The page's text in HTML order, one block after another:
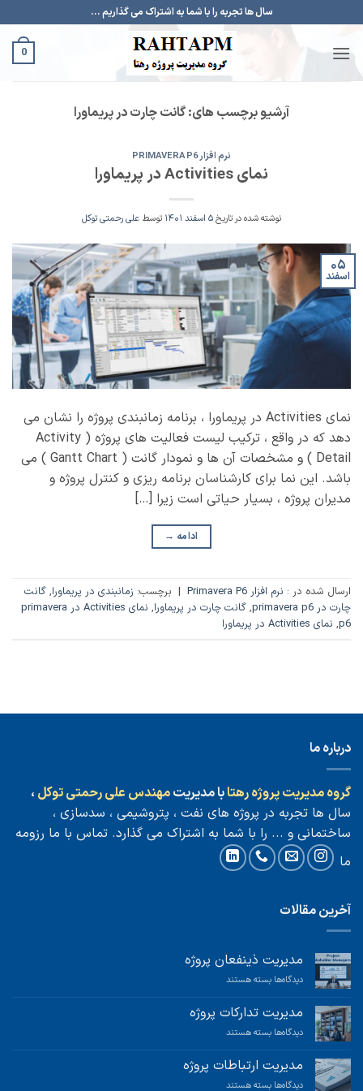
to
content
سال ها تجربه را با شما به اشتراک می گذاریم ...
0
آرشیو برچسب های:گانت چارت در پریماورا
نرم افزار PRIMAVERA P6
نمای Activities در پریماورا
نوشته شده در تاریخ۵ اسفند ۱۴۰۱ توسط علی رحمتی توکل
۰۵
اسفند
نمای Activities در پریماورا ، برنامه زمانبندی پروژه را نشان می
دهد که در واقع ، ترکیب لیست فعالیت های پروژه ( Activity
Detail ) و مشخصات آن ها و نمودار گانت ( Gantt Chart ) می
باشد. این نما برای کارشناسان برنامه ریزی و کنترل پروژه و
مدیران پروژه ، بسیار حیاتی است زیرا […]
ادامه →
ارسال شده در : نرم افزار Primavera P6 | برچسب: زمانبندی در پریماورا, گانت
چارت در primavera p6
, گانت چارت در پریماورا,
نمای Activities در primavera
p6
, نمای Activities در پریماورا
درباره ما
گروه مدیریت پروژه رهتابا مدیریتمهندس علی رحمتی توکل ،
سال ها تجربه در پروژه های نفت ، پتروشیمی ، سدسازی ،
ساختمانی و ... را با شما به اشتراک می گذارد. تماس با ما رزومه
ما
آخرین مقالات
مدیریت ذینفعان پروژه
دیدگاه‌ها برای
ذینفعان
پروژه
بسته هستند
مدیریت تدارکات پروژه
دیدگاه‌ها برای
تدارکات
پروژه
بسته هستند
مدیریت ارتباطات پروژه
دیدگاه‌ها برای
بسته هستند